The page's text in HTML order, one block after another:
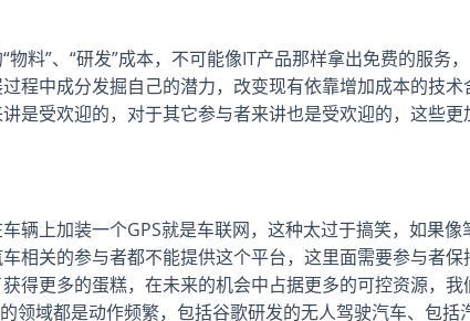
料”、“研发”成本，不可能像IT产品那样拿出免费的服务，
程中成分发掘自己的潜力，改变现有依靠增加成本的技术
是受欢迎的，对于其它参与者来讲也是受欢迎的，这些更
辆上加装一个GPS就是车联网，这种太过于搞笑，如果像
相关的参与者都不能提供这个平台，这里面需要参与者保
得更多的蛋糕，在未来的机会中占据更多的可控资源，我
领域都是动作频繁，包括谷歌研发的无人驾驶汽车、包括